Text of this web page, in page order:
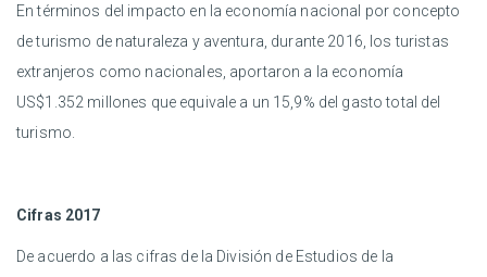
En términos del impacto en la economía nacional por concepto
de turismo de naturaleza y aventura, durante 2016, los turistas
extranjeros como nacionales, aportaron a la economía
US$1.352 millones que equivale a un 15,9% del gasto total del
turismo.
Cifras 2017
De acuerdo a las cifras de la División de Estudios de la